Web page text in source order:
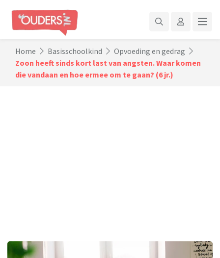
Home Basisschoolkind
Opvoeding en gedrag
Zoon heeft sinds kort last van angsten. Waar komen
die vandaan en hoe ermee om te gaan? (6 jr.)